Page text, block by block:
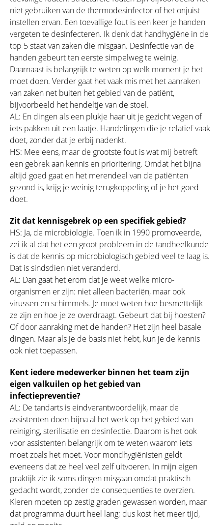
niet gebruiken van de thermodesinfector of het onjuist
instellen ervan. Een toevallige fout is een keer je handen
vergeten te desinfecteren. Ik denk dat handhygiëne in de
top 5 staat van zaken die misgaan. Desinfectie van de
handen gebeurt ten eerste simpelweg te weinig.
Daarnaast is belangrijk te weten op welk moment je het
moet doen. Verder gaat het vaak mis met het aanraken
van zaken net buiten het gebied van de patiënt,
bijvoorbeeld het hendeltje van de stoel.
AL: En dingen als een plukje haar uit je gezicht vegen of
iets pakken uit een laatje. Handelingen die je relatief vaak
doet, zonder dat je erbij nadenkt.
HS: Mee eens, maar de grootste fout is wat mij betreft
een gebrek aan kennis en prioritering. Omdat het bijna
altijd goed gaat en het merendeel van de patiënten
gezond is, krijg je weinig terugkoppeling of je het goed
doet.
Zit dat kennisgebrek op een specifiek gebied?
HS: Ja, de microbiologie. Toen ik in 1990 promoveerde,
zei ik al dat het een groot probleem in de tandheelkunde
is dat de kennis op microbiologisch gebied veel te laag is.
Dat is sindsdien niet veranderd.
AL: Dan gaat het erom dat je weet welke micro-
organismen er zijn: niet alleen bacteriën, maar ook
virussen en schimmels. Je moet weten hoe besmettelijk
ze zijn en hoe je ze overdraagt. Gebeurt dat bij hoesten?
Of door aanraking met de handen? Het zijn heel basale
dingen. Maar als je de basis niet hebt, kun je de kennis
ook niet toepassen.
Kent iedere medewerker binnen het team zijn
eigen valkuilen op het gebied van
infectiepreventie?
AL: De tandarts is eindverantwoordelijk, maar de
assistenten doen bijna al het werk op het gebied van
reiniging, sterilisatie en desinfectie. Daarom is het ook
voor assistenten belangrijk om te weten waarom iets
moet zoals het moet. Voor mondhygiënisten geldt
eveneens dat ze heel veel zelf uitvoeren. In mijn eigen
praktijk zie ik soms dingen misgaan omdat praktisch
gedacht wordt, zonder de consequenties te overzien.
Kleren moeten op zestig graden gewassen worden, maar
dat programma duurt heel lang; dus kost het meer tijd,